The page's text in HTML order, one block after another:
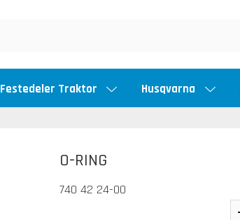
Festedeler Traktor Husqvarna
O-RING
740 42 24-00